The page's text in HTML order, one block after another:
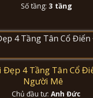
Số tầng: 3 tầng
4 Tầng Tân Cổ
Người Mê
Chủ đầu tư: Anh Đức